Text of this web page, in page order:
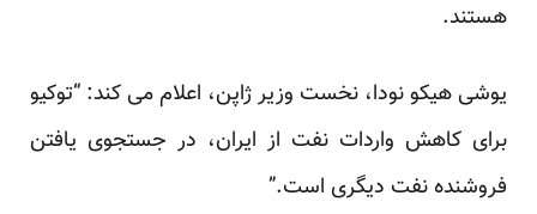
هستند.
یوشی هیکو نودا، نخست وزیر ژاپن، اعلام می کند: “توکیو
برای کاهش واردات نفت از ایران، در جستجوی یافتن
فروشنده نفت دیگری است.”